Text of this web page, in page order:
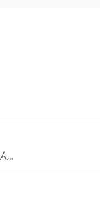
。